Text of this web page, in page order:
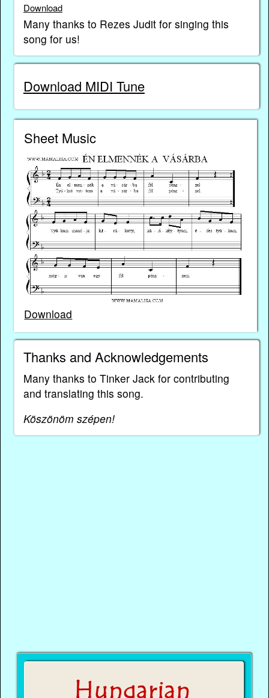
Download
Many thanks to Rezes Judit for singing this
song for us!
Download MIDI Tune
Sheet Music
Download
Thanks and Acknowledgements
Many thanks to Tinker Jack for contributing
and translating this song.
Köszönöm szépen!